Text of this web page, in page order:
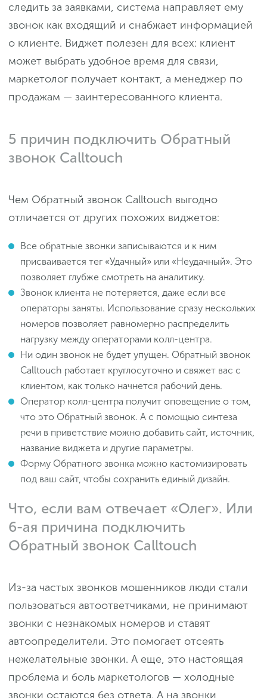
следить за заявками, система направляет ему
звонок как входящий и снабжает информацией
о клиенте. Виджет полезен для всех: клиент
может выбрать удобное время для связи,
маркетолог получает контакт, а менеджер по
продажам — заинтересованного клиента.
5 причин подключить Обратный
звонок Calltouch
Чем Обратный звонок Calltouch выгодно
отличается от других похожих виджетов:
Все обратные звонки записываются и к ним
присваивается тег «Удачный» или «Неудачный». Это
позволяет глубже смотреть на аналитику.
Звонок клиента не потеряется, даже если все
операторы заняты. Использование сразу нескольких
номеров позволяет равномерно распределить
нагрузку между операторами колл-центра.
Ни один звонок не будет упущен. Обратный звонок
Calltouch работает круглосуточно и свяжет вас с
клиентом, как только начнется рабочий день.
Оператор колл-центра получит оповещение о том,
что это Обратный звонок. А с помощью синтеза
речи в приветствие можно добавить сайт, источник,
название виджета и другие параметры.
Форму Обратного звонка можно кастомизировать
под ваш сайт, чтобы сохранить единый дизайн.
Что, если вам отвечает «Олег». Или
6-ая причина подключить
Обратный звонок Calltouch
Из-за частых звонков мошенников люди стали
пользоваться автоответчиками, не принимают
звонки с незнакомых номеров и ставят
автоопределители. Это помогает отсеять
нежелательные звонки. А еще, это настоящая
проблема и боль маркетологов — холодные
звонки остаются без ответа. А на звонки,